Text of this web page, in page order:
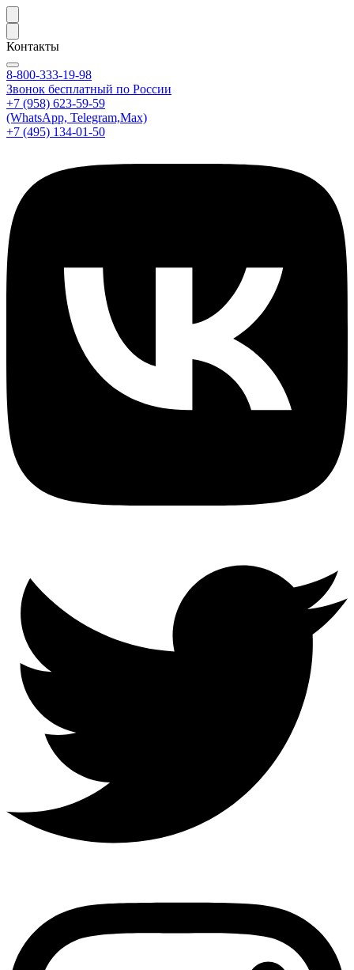
Контакты
8-800-333-19-98
Звонок бесплатный по России
+7 (958) 623-59-59
(WhatsApp, Telegram,Max)
+7 (495) 134-01-50